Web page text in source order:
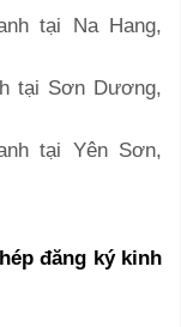
tại Na Hang,
tại Sơn Dương,
tại Yên Sơn,
đăng ký kinh